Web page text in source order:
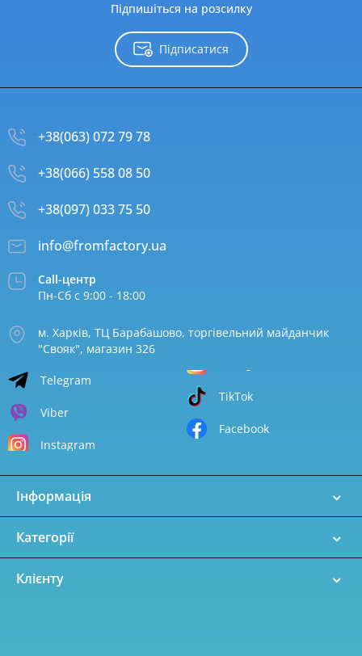
Підпишіться на розсилку
Підписатися
+38(063) 072 79 78
+38(066) 558 08 50
+38(097) 033 75 50
info@fromfactory.ua
Call-центр
Пн-Сб с 9:00 - 18:00
м. Харків, ТЦ Барабашово, торгівельний майданчик
"Свояк", магазин 326
Telegram
Viber
Instagram
TikTok
Facebook
Інформація
Категорії
Клієнту